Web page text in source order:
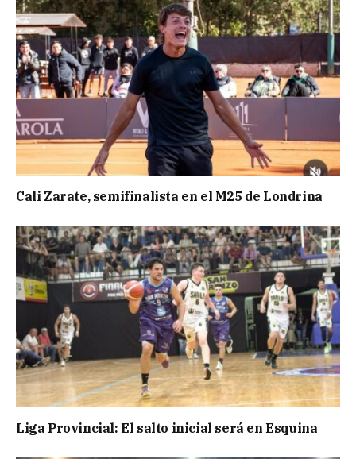
Cali Zarate, semifinalista en el M25 de Londrina
Liga Provincial: El salto inicial será en Esquina